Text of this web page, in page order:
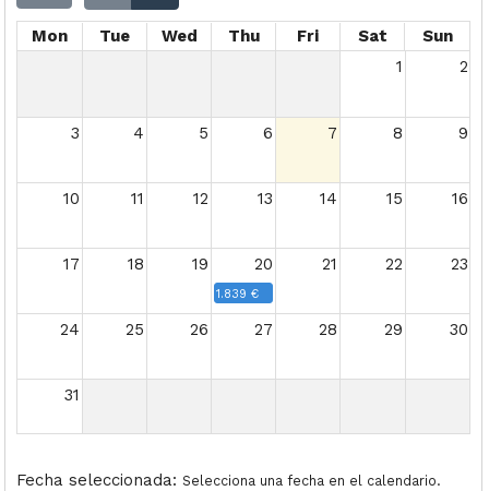
Mon Tue Wed Thu Fri Sat
Sun
1
2
3 4 5 6 7 8 9
10 11 12 13 14 15 16
17 18 19 20 21 22 23
1.839 €
24 25 26 27 28 29 30
31
Fecha seleccionada: Selecciona una fecha en el calendario.